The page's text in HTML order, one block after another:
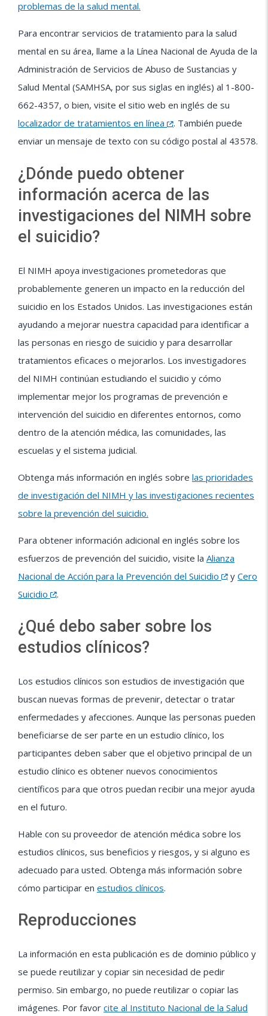
problemas de la salud mental.
Para encontrar servicios de tratamiento para la salud
mental en su área, llame a la Línea Nacional de Ayuda de la
Administración de Servicios de Abuso de Sustancias y
Salud Mental (SAMHSA, por sus siglas en inglés) al 1-800-
662-4357, o bien, visite el sitio web en inglés de su
localizador de tratamientos en línea
. También puede
enviar un mensaje de texto con su código postal al 43578.
¿Dónde puedo obtener
información acerca de las
investigaciones del NIMH sobre
el suicidio?
El NIMH apoya investigaciones prometedoras que
probablemente generen un impacto en la reducción del
suicidio en los Estados Unidos. Las investigaciones están
ayudando a mejorar nuestra capacidad para identificar a
las personas en riesgo de suicidio y para desarrollar
tratamientos eficaces o mejorarlos. Los investigadores
del NIMH continúan estudiando el suicidio y cómo
implementar mejor los programas de prevención e
intervención del suicidio en diferentes entornos, como
dentro de la atención médica, las comunidades, las
escuelas y el sistema judicial.
Obtenga más información en inglés sobre las prioridades
de investigación del NIMH y las investigaciones recientes
sobre la prevención del suicidio.
Para obtener información adicional en inglés sobre los
esfuerzos de prevención del suicidio, visite la Alianza
Nacional de Acción para la Prevención del Suicidio
y Cero
Suicidio
.
¿Qué debo saber sobre los
estudios clínicos?
Los estudios clínicos son estudios de investigación que
buscan nuevas formas de prevenir, detectar o tratar
enfermedades y afecciones. Aunque las personas pueden
beneficiarse de ser parte en un estudio clínico, los
participantes deben saber que el objetivo principal de un
estudio clínico es obtener nuevos conocimientos
científicos para que otros puedan recibir una mejor ayuda
en el futuro.
Hable con su proveedor de atención médica sobre los
estudios clínicos, sus beneficios y riesgos, y si alguno es
adecuado para usted. Obtenga más información sobre
cómo participar en estudios clínicos.
Reproducciones
La información en esta publicación es de dominio público y
se puede reutilizar y copiar sin necesidad de pedir
permiso. Sin embargo, no puede reutilizar o copiar las
imágenes. Por favor cite al Instituto Nacional de la Salud